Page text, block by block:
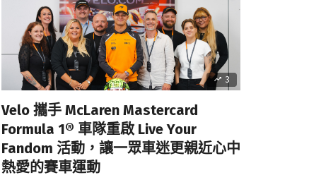
3
Velo 攜手 McLaren Mastercard
Formula 1® 車隊重啟 Live Your
Fandom 活動，讓一眾車迷更親近心中
熱愛的賽車運動